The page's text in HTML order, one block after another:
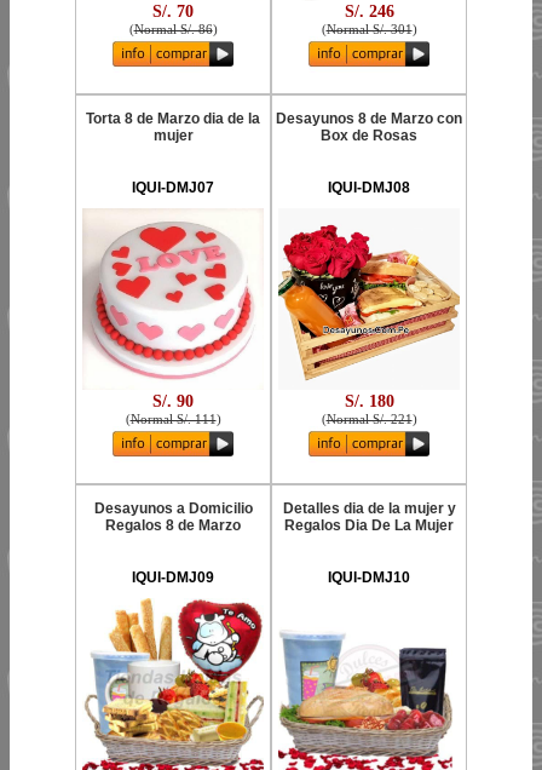
S/. 70
(Normal S/. 86)
S/. 246
(Normal S/. 301)
Torta 8 de Marzo dia de la
mujer
IQUI-DMJ07
S/. 90
(Normal S/. 111)
Desayunos 8 de Marzo con
Box de Rosas
IQUI-DMJ08
S/. 180
(Normal S/. 221)
Desayunos a Domicilio
Regalos 8 de Marzo
IQUI-DMJ09
Detalles dia de la mujer y
Regalos Dia De La Mujer
IQUI-DMJ10